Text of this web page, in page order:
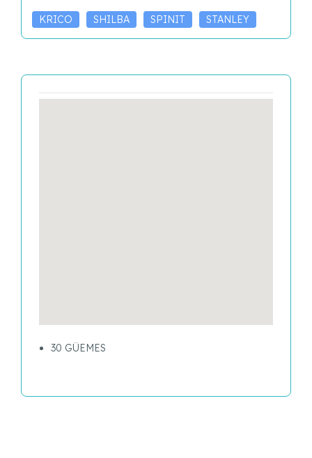
KRICO SHILBA SPINIT STANLEY
30 GÜEMES